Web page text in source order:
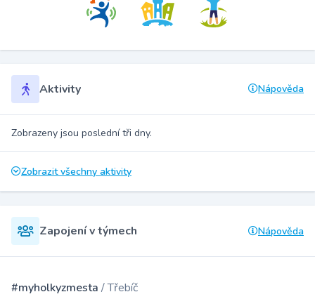
Aktivity Nápověda
Zobrazeny jsou poslední tři dny.
Zobrazit všechny aktivity
Zapojení v týmech Nápověda
#myholkyzmesta / Třebíč